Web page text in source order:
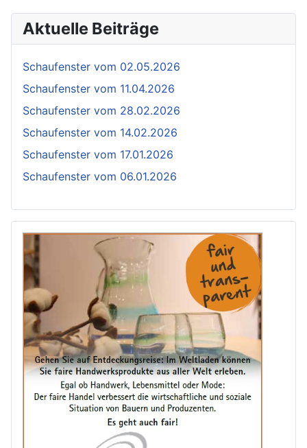
Aktuelle Beiträge
Schaufenster vom 02.05.2026
Schaufenster vom 11.04.2026
Schaufenster vom 28.02.2026
Schaufenster vom 14.02.2026
Schaufenster vom 17.01.2026
Schaufenster vom 06.01.2026